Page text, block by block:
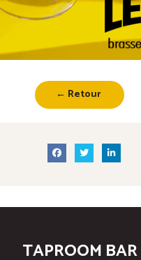
← Retour
TAPROOM BAR